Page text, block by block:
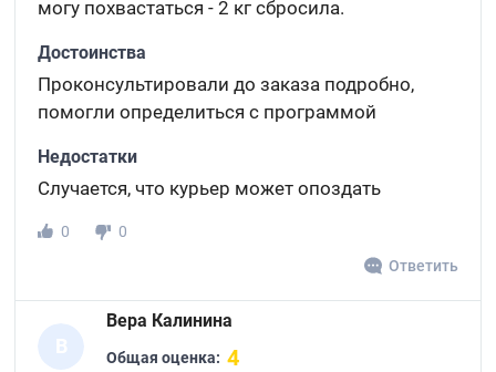
могу похвастаться - 2 кг сбросила.
Достоинства
Проконсультировали до заказа подробно,
помогли определиться с программой
Недостатки
Случается, что курьер может опоздать
0
0
Ответить
В
Вера Калинина
Общая оценка: 4